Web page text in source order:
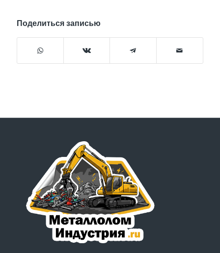
Поделиться записью